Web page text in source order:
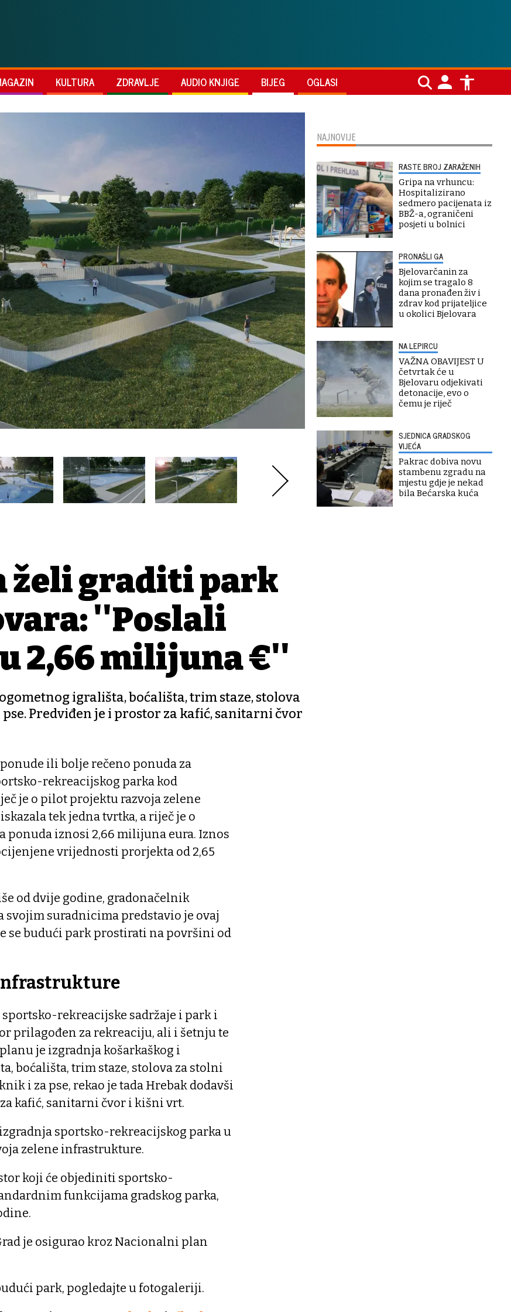
KULTURA ZDRAVLJE AUDIO KNJIGE BIJEG OGLASI
želi graditi park
''Poslali
2,66 milijuna €''
igrališta, boćališta, trim staze, stolova
Predviđen je i prostor za kafić, sanitarni čvor
ponude ili bolje rečeno ponuda za
rekreacijskog parka kod
je o pilot projektu razvoja zelene
tek jedna tvrtka, a riječ je o
iznosi 2,66 milijuna eura. Iznos
vrijednosti prorjekta od 2,65
od dvije godine, gradonačelnik
svojim suradnicima predstavio je ovaj
se budući park prostirati na površini od
rekreacijske sadržaje i park i
prilagođen za rekreaciju, ali i šetnju te
je izgradnja košarkaškog i
boćališta, trim staze, stolova za stolni
i za pse, rekao je tada Hrebak dodavši
kafić, sanitarni čvor i kišni vrt.
sportsko-rekreacijskog parka u
zelene infrastrukture.
koji će objediniti sportsko-
funkcijama gradskog parka,
je osigurao kroz Nacionalni plan
park, pogledajte u fotogaleriji.
NAJNOVIJE
RASTE BROJ ZARAŽENIH
Gripa na vrhuncu:
Hospitalizirano
sedmero pacijenata iz
BBŽ-a, ograničeni
posjeti u bolnici
PRONAŠLI GA
Bjelovarčanin za
kojim se tragalo 8
dana pronađen živ i
zdrav kod prijateljice
u okolici Bjelovara
NA LEPIRCU
VAŽNA OBAVIJEST U
četvrtak će u
Bjelovaru odjekivati
detonacije, evo o
čemu je riječ
SJEDNICA GRADSKOG
VIJEĆA
Pakrac dobiva novu
stambenu zgradu na
mjestu gdje je nekad
bila Bećarska kuća